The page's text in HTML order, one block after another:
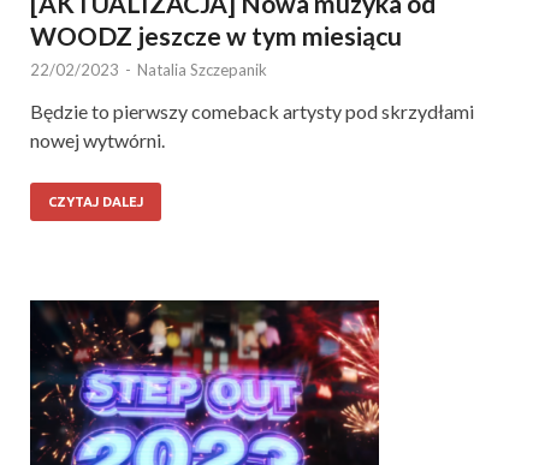
WOODZ jeszcze w tym miesiącu
22/02/2023 - Natalia Szczepanik
Będzie to pierwszy comeback artysty pod skrzydłami
nowej wytwórni.
CZYTAJ DALEJ